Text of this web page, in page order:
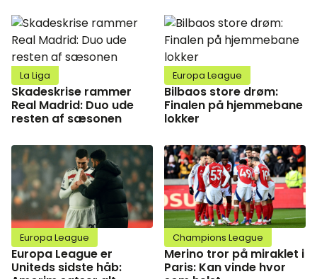
La Liga
Skadeskrise rammer
Real Madrid: Duo ude
resten af sæsonen
Europa League
Bilbaos store drøm:
Finalen på hjemmebane
lokker
Europa League
Europa League er
Uniteds sidste håb:
Champions League
Merino tror på miraklet i
Paris: Kan vinde hvor